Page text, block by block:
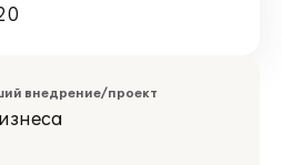
внедрение/проект